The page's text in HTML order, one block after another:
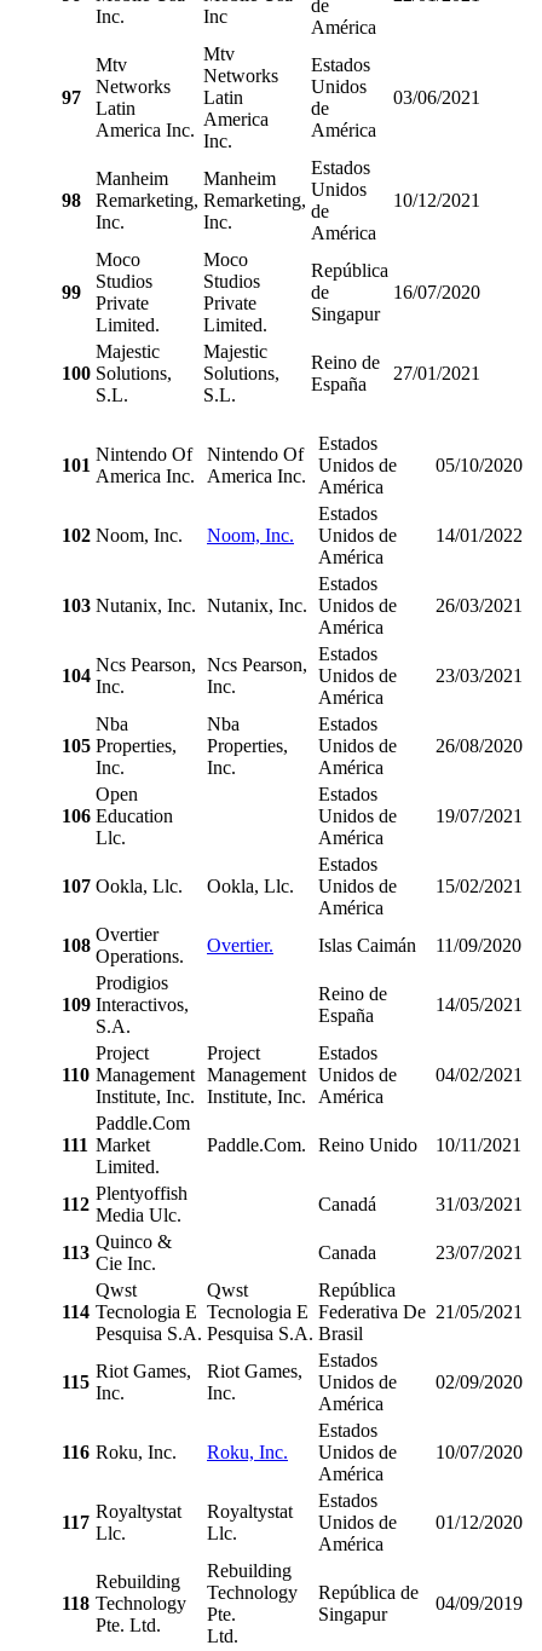
Inc.
Inc
de
América
97
Mtv
Networks
Latin
America Inc.
Mtv
Networks
Latin
America
Inc.
Estados
Unidos
de
América
03/06/2021
98
Manheim
Remarketing,
Inc.
Manheim
Remarketing,
Inc.
Estados
Unidos
de
América
10/12/2021
99
Moco
Studios
Private
Limited.
Moco
Studios
Private
Limited.
República
de
Singapur
16/07/2020
100
Majestic
Solutions,
S.L.
Majestic
Solutions,
S.L.
Reino de
España
27/01/2021
101
Nintendo Of
America Inc.
Nintendo Of
America Inc.
Estados
Unidos de
América
05/10/2020
102 Noom, Inc. Noom, Inc.
Estados
Unidos de
América
14/01/2022
103 Nutanix, Inc. Nutanix, Inc.
Estados
Unidos de
América
26/03/2021
104
Ncs Pearson,
Inc.
Ncs Pearson,
Inc.
Estados
Unidos de
América
23/03/2021
105
Nba
Properties,
Inc.
Nba
Properties,
Inc.
Estados
Unidos de
América
26/08/2020
106
Open
Education
Llc.
Estados
Unidos de
América
19/07/2021
107 Ookla, Llc. Ookla, Llc.
Estados
Unidos de
América
15/02/2021
108
Overtier
Operations.
Overtier. Islas Caimán 11/09/2020
109
Prodigios
Interactivos,
S.A.
Reino de
España
14/05/2021
110
Project
Management
Institute, Inc.
Project
Management
Institute, Inc.
Estados
Unidos de
América
04/02/2021
111
Paddle.Com
Market
Limited.
Paddle.Com. Reino Unido 10/11/2021
112
Plentyoffish
Media Ulc.
Canadá 31/03/2021
113
Quinco &
Cie Inc.
Canada 23/07/2021
114
Qwst
Tecnologia E
Pesquisa S.A.
Qwst
Tecnologia E
Pesquisa S.A.
República
Federativa De
Brasil
21/05/2021
115
Riot Games,
Inc.
Riot Games,
Inc.
Estados
Unidos de
América
02/09/2020
116 Roku, Inc. Roku, Inc.
Estados
Unidos de
América
10/07/2020
117
Royaltystat
Llc.
Royaltystat
Llc.
Estados
Unidos de
América
01/12/2020
118
Rebuilding
Technology
Pte. Ltd.
Rebuilding
Technology
Pte.
Ltd.
República de
Singapur
04/09/2019